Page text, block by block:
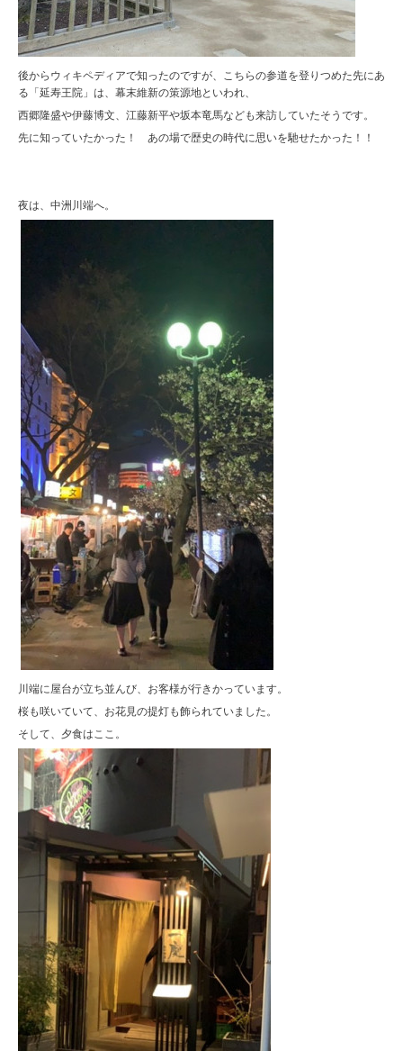
後からウィキペディアで知ったのですが、こちらの参道を登りつめた先にあ
る「延寿王院」は、幕末維新の策源地といわれ、
西郷隆盛や伊藤博文、江藤新平や坂本竜馬なども来訪していたそうです。
先に知っていたかった！ あの場で歴史の時代に思いを馳せたかった！！
夜は、中洲川端へ。
川端に屋台が立ち並んび、お客様が行きかっています。
桜も咲いていて、お花見の提灯も飾られていました。
そして、夕食はここ。